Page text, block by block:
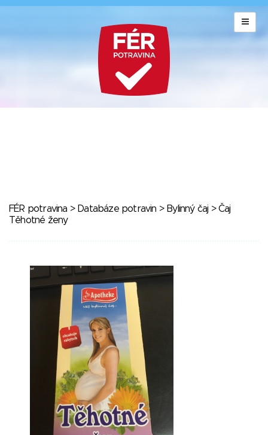
FÉR potravina > Databáze potravin > Bylinný čaj > Čaj
Těhotné ženy